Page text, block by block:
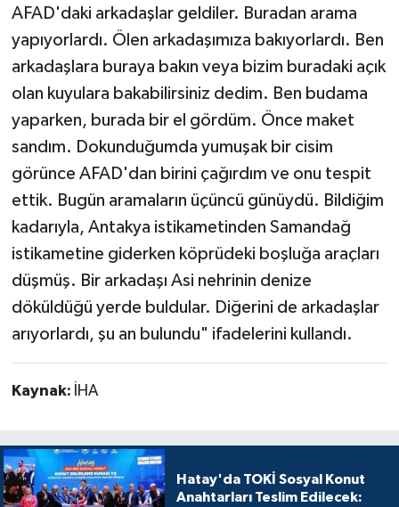
AFAD'daki arkadaşlar geldiler. Buradan arama
yapıyorlardı. Ölen arkadaşımıza bakıyorlardı. Ben
arkadaşlara buraya bakın veya bizim buradaki açık
olan kuyulara bakabilirsiniz dedim. Ben budama
yaparken, burada bir el gördüm. Önce maket
sandım. Dokunduğumda yumuşak bir cisim
görünce AFAD'dan birini çağırdım ve onu tespit
ettik. Bugün aramaların üçüncü günüydü. Bildiğim
kadarıyla, Antakya istikametinden Samandağ
istikametine giderken köprüdeki boşluğa araçları
düşmüş. Bir arkadaşı Asi nehrinin denize
döküldüğü yerde buldular. Diğerini de arkadaşlar
arıyorlardı, şu an bulundu" ifadelerini kullandı.
Kaynak: İHA
Hatay'da TOKİ Sosyal Konut
Anahtarları Teslim Edilecek: